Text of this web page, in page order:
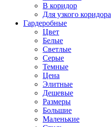
В коридор
Для узкого коридора
Гардеробные
Цвет
Белые
Светлые
Серые
Темные
Цена
Элитные
Дешевые
Размеры
Большие
Маленькие